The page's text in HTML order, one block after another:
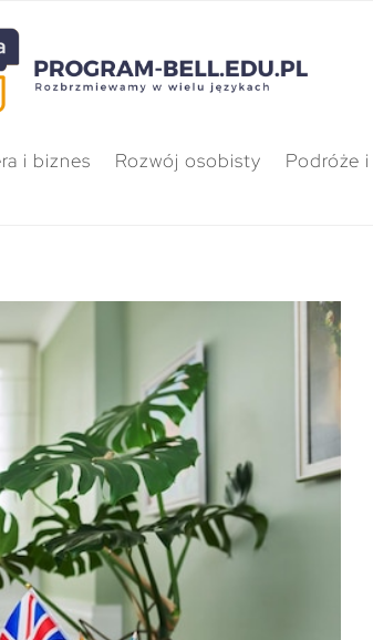
i biznes Rozwój osobisty Podróże